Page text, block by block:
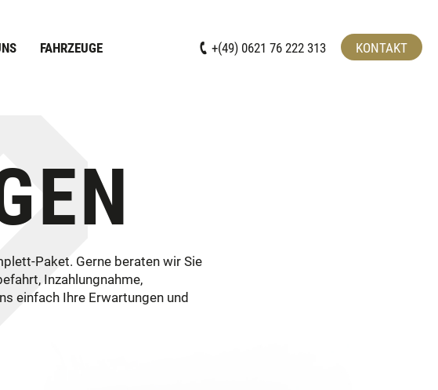
FAHRZEUGE +(49) 0621 76 222 313 KONTAKT
Paket. Gerne beraten wir Sie
Inzahlungnahme,
einfach Ihre Erwartungen und